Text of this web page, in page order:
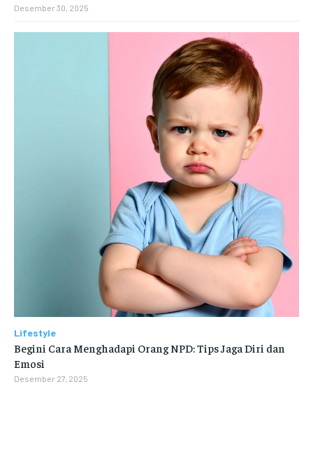
Desember 30, 2025
Lifestyle
Begini Cara Menghadapi Orang NPD: Tips Jaga Diri dan
Emosi
Desember 27, 2025